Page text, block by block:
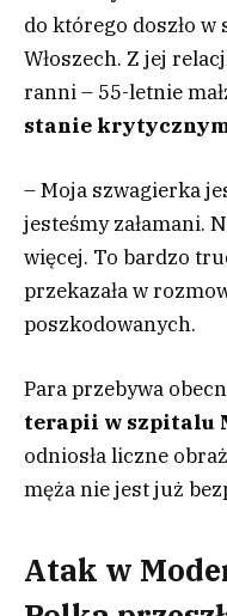
do którego doszło w
Włoszech. Z jej
ranni – 55-letnie
stanie
– Moja szwagierka
jesteśmy załamani.
więcej. To bardzo
przekazała w
poszkodowanych.
Para przebywa
terapii w szpitalu
odniosła liczne
męża nie jest już
Atak w